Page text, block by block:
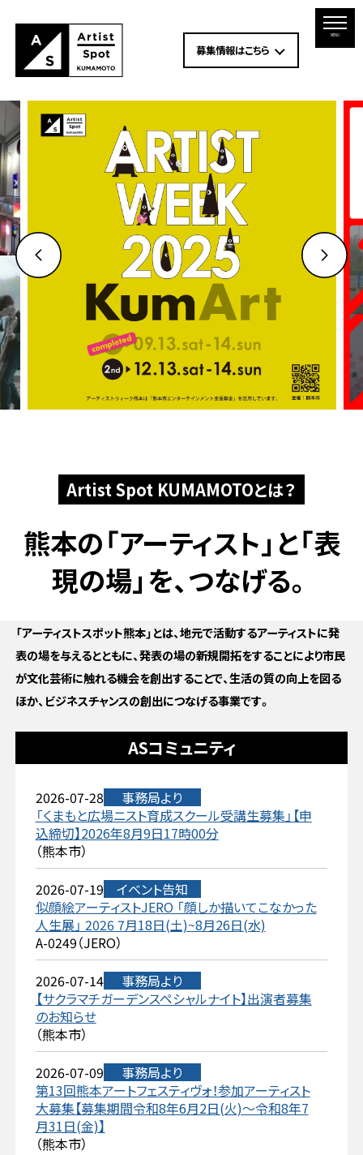
募集情報はこちら
MENU
Artist Spot KUMAMOTOとは？
熊本の「アーティスト」と「表
現の場」を、つなげる。
「アーティストスポット熊本」とは、地元で活動するアーティストに発
表の場を与えるとともに、発表の場の新規開拓をすることにより市民
が文化芸術に触れる機会を創出することで、生活の質の向上を図る
ほか、ビジネスチャンスの創出につなげる事業です。
ASコミュニティ
2026-07-28
事務局より
「くまもと広場ニスト育成スクール受講生募集」【申
込締切】2026年8月9日17時00分
（熊本市）
2026-07-19
イベント告知
似顔絵アーティストJERO 「顔しか描いてこなかった
人生展」 2026 7月18日(土)~8月26日(水)
A-0249（JERO）
2026-07-14
事務局より
【サクラマチガーデンスペシャルナイト】出演者募集
のお知らせ
（熊本市）
2026-07-09
事務局より
第13回熊本アートフェスティヴォ！参加アーティスト
大募集【募集期間令和8年6月2日(火)～令和8年7
月31日(金)】
（熊本市）